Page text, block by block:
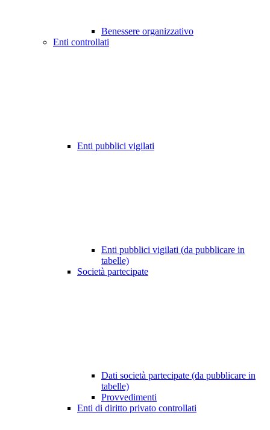
Benessere organizzativo
Enti controllati
Enti pubblici vigilati
Enti pubblici vigilati (da pubblicare in
tabelle)
Società partecipate
Dati società partecipate (da pubblicare in
tabelle)
Provvedimenti
Enti di diritto privato controllati